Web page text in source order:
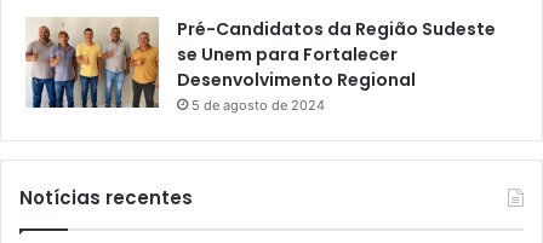
Pré-Candidatos da Região Sudeste
se Unem para Fortalecer
Desenvolvimento Regional
5 de agosto de 2024
Notícias recentes